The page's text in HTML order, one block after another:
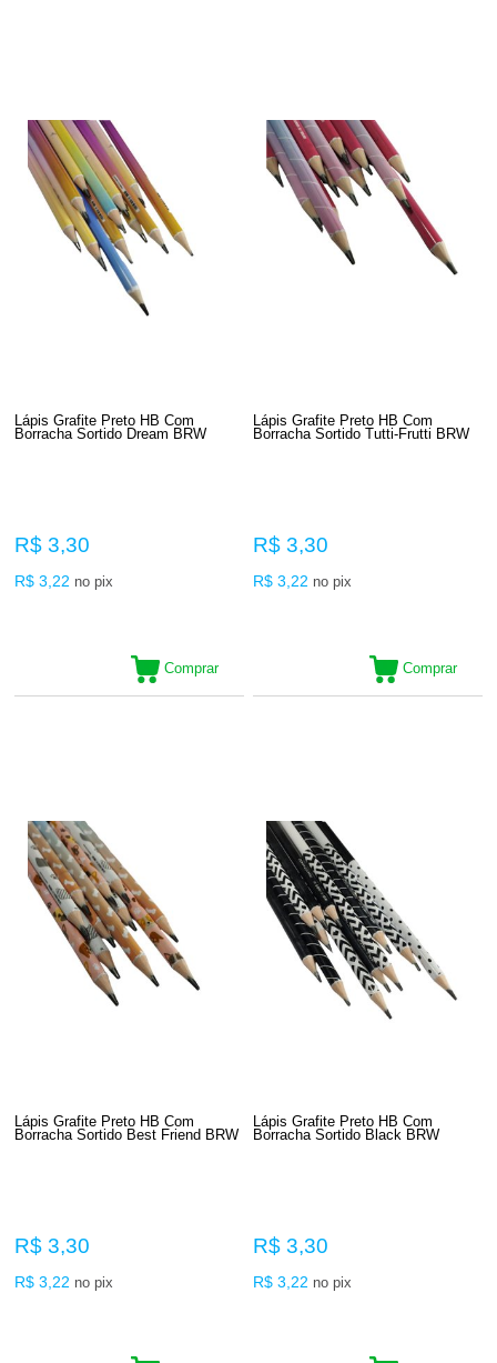
Lápis Grafite Preto HB Com
Borracha Sortido Dream BRW
R$ 3,30
R$ 3,22 no pix
Comprar
Lápis Grafite Preto HB Com
Borracha Sortido Tutti-Frutti BRW
R$ 3,30
R$ 3,22 no pix
Comprar
Lápis Grafite Preto HB Com
Borracha Sortido Best Friend BRW
R$ 3,30
R$ 3,22 no pix
Lápis Grafite Preto HB Com
Borracha Sortido Black BRW
R$ 3,30
R$ 3,22 no pix